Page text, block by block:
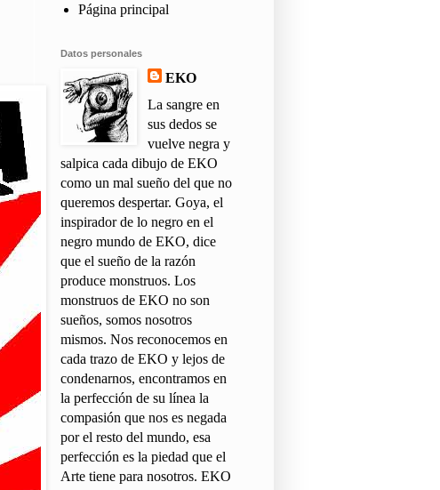
Página principal
Datos personales
EKO
La sangre en
sus dedos se
vuelve negra y
salpica cada dibujo de EKO
como un mal sueño del que no
queremos despertar. Goya, el
inspirador de lo negro en el
negro mundo de EKO, dice
que el sueño de la razón
produce monstruos. Los
monstruos de EKO no son
sueños, somos nosotros
mismos. Nos reconocemos en
cada trazo de EKO y lejos de
condenarnos, encontramos en
la perfección de su línea la
compasión que nos es negada
por el resto del mundo, esa
perfección es la piedad que el
Arte tiene para nosotros. EKO